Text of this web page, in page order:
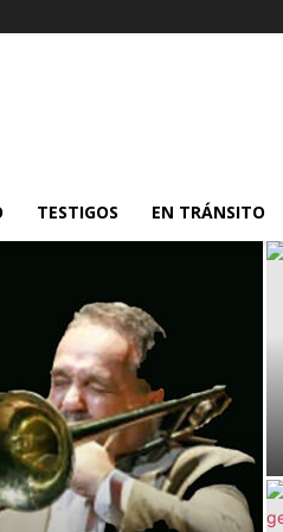
TESTIGOS EN TRÁNSITO